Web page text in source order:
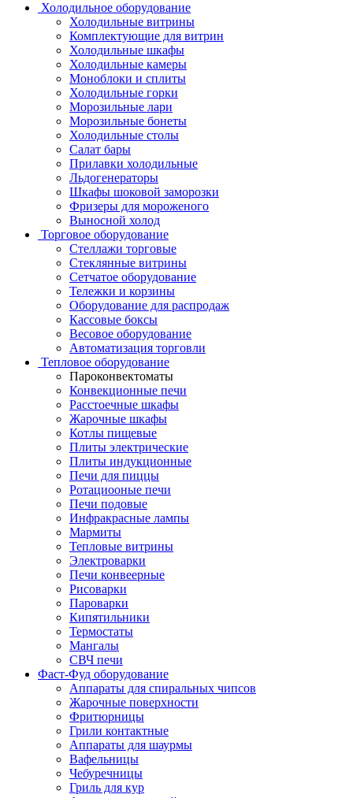
Холодильное оборудование
Холодильные витрины
Комплектующие для витрин
Холодильные шкафы
Холодильные камеры
Моноблоки и сплиты
Холодильные горки
Морозильные лари
Морозильные бонеты
Холодильные столы
Салат бары
Прилавки холодильные
Льдогенераторы
Шкафы шоковой заморозки
Фризеры для мороженого
Выносной холод
Торговое оборудование
Стеллажи торговые
Стеклянные витрины
Сетчатое оборудование
Тележки и корзины
Оборудование для распродаж
Кассовые боксы
Весовое оборудование
Автоматизация торговли
Тепловое оборудование
Пароконвектоматы
Конвекционные печи
Расстоечные шкафы
Жарочные шкафы
Котлы пищевые
Плиты электрические
Плиты индукционные
Печи для пиццы
Ротациооные печи
Печи подовые
Инфракрасные лампы
Мармиты
Тепловые витрины
Электроварки
Печи конвеерные
Рисоварки
Пароварки
Кипятильники
Термостаты
Мангалы
СВЧ печи
Фаст-Фуд оборудование
Аппараты для спиральных чипсов
Жарочные поверхности
Фритюрницы
Грили контактные
Аппараты для шаурмы
Вафельницы
Чебуречницы
Гриль для кур